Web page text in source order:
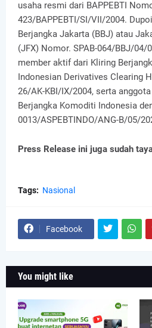
usaha resmi dari BAPPEBTI
423/BAPPEBTI/SI/VII/2004.
Berjangka Jakarta (BBJ) atau
(JFX) Nomor. SPAB-064/BBJ/04/
member aktif dari Kliring
Indonesian Derivatives Clearing
26/AK-KBI/IX/2004, serta
Berjangka Komoditi Indonesia
0013/ASPEBTINDO/ANG-B/05/
Press Release ini juga sudah
Tags: Nasional
Facebook
You might like